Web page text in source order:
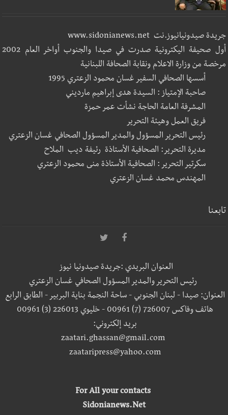
جريدة صيدونيانيوز.نت www.sidonianews.net
أول صحيفة اليكترونية صدرت في صيدا والجنوب أواخر العام 2002
مرخصة من وزارة الاعلام ونقابة الصحافة اللبنانية
أسسها الصحافي السفير غسان محمود الزعتري 1995
صاحبة الإمتياز : السيدة هدى إبراهيم مارديني
المشرفة العامة الحاجة نشأت عمر حمزة
فريق العمل وهيئة التحرير
رئيس التحرير المسؤول والمدير المسؤول الصحافي غسان الزعتري
مديرة التحرير: الصحافية الأستاذة رئيفة ديب الملاح
سكرتير التحرير : الصحافية الأستاذة منى محمود الزعتري
المهندس محمد غسان الزعتري
تابعنا
العنوان البريدي :جريدة صيدونيا نيوز
رئيس التحرير والمدير المسؤول الصحافي غسان الزعتري
العنوان: صيدا - لبنان الجنوبي - ساحة النجمة بناية البربير - الطابق الرابع
هاتف وفاكس 726007 (7) 00961 - خليوي 226013 (3) 00961
بريد إلكتروني:
zaatari.ghassan@gmail.com
zaataripress@yahoo.com
For All your contacts
Sidonianews.Net